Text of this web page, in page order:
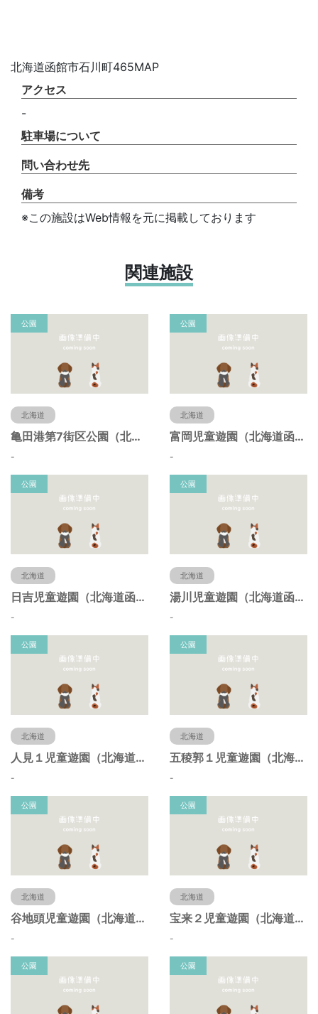
北海道函館市石川町465MAP
アクセス
-
駐車場について
問い合わせ先
備考
※この施設はWeb情報を元に掲載しております
関連施設
公園
北海道
亀田港第7街区公園（北海道函館市）
-
公園
北海道
富岡児童遊園（北海道函館市）
-
公園
北海道
日吉児童遊園（北海道函館市）
-
公園
北海道
湯川児童遊園（北海道函館市）
-
公園
北海道
人見１児童遊園（北海道函館市）
-
公園
北海道
五稜郭１児童遊園（北海道函館市）
-
公園
北海道
谷地頭児童遊園（北海道函館市）
-
公園
北海道
宝来２児童遊園（北海道函館市）
-
公園 公園